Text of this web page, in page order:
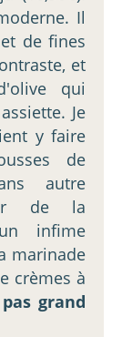
Il
de fines
et
qui
Je
y faire
de
autre
de la
infime
marinade
crèmes à
pas grand